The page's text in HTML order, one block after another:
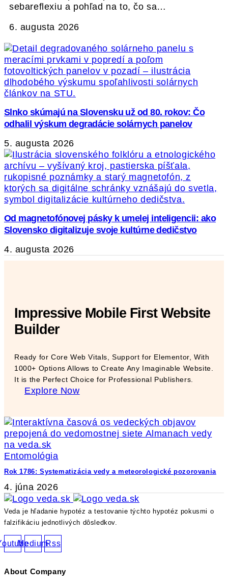
sebareflexiu a pohľad na to, čo sa…
6. augusta 2026
Slnko skúmajú na Slovensku už od 80. rokov: Čo
odhalil výskum degradácie solárnych panelov
5. augusta 2026
Od magnetofónovej pásky k umelej inteligencii: ako
Slovensko digitalizuje svoje kultúrne dedičstvo
4. augusta 2026
Impressive Mobile First Website
Builder
Ready for Core Web Vitals, Support for Elementor, With
1000+ Options Allows to Create Any Imaginable Website.
It is the Perfect Choice for Professional Publishers.
Explore Now
Entomológia
Rok 1786: Systematizácia vedy a meteorologické pozorovania
4. júna 2026
Veda je hľadanie hypotéz a testovanie týchto hypotéz pokusmi o
falzifikáciu jednotlivých dôsledkov.
MediumRss
About Company